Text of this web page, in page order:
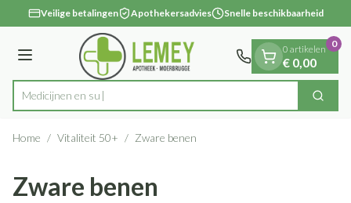
Ga naar de inhoud
1 van 1Veilige betalingen Apothekersadvies Snelle beschikbaarheid
Menu
Product, merk, categorie... Zoek
0 artikelen
€ 0,00
0
Home / Vitaliteit 50+ / Zware benen
Zware benen